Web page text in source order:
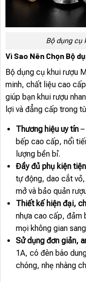
Bộ dụng cụ
Vì Sao Nên Chọn Bộ
Bộ dụng cụ khui rượu
minh, chất liệu cao
giúp bạn khui rượu
lợi và đẳng cấp trong
Thương hiệu uy tín–
bếp cao cấp, nổi
lượng bền bỉ.
Đầy đủ phụ kiện
tự động, dao cắt
mở và bảo quản
Thiết kế hiện đại,
nhựa cao cấp, đảm
mọi không gian
Sử dụng đơn giản,
1A, có đèn báo
chóng, nhẹ nhàng